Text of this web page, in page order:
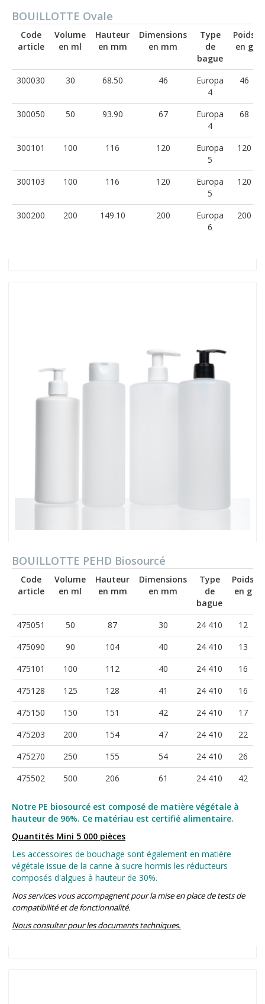
BOUILLOTTE Ovale
Code
article
Volume
en ml
Hauteur
en mm
Dimensions
en mm
Type
de
bague
Poids
en g
300030 30 68.50 46
Europa
4
46
300050 50 93.90 67
Europa
4
68
300101 100 116 120
Europa
5
120
300103 100 116 120
Europa
5
120
300200 200 149.10 200
Europa
6
200
BOUILLOTTE PEHD Biosourcé
Code
article
Volume
en ml
Hauteur
en mm
Dimensions
en mm
Type
de
bague
Poids
en g
475051 50 87 30 24 410
12
475090
90 104 40 24 410
13
475101
100 112 40 24 410
16
475128
125 128 41 24 410
16
475150
150 151 42 24 410
17
475203
200 154 47 24 410
22
475270
250 155 54 24 410
26
475502
500 206 61 24 410 42
Notre PE biosourcé est composé de matière végétale à
hauteur de 96%. Ce matériau est certifié alimentaire.
Quantités Mini 5 000 pièces
Les accessoires de bouchage sont également en matière
végétale issue de la canne à sucre hormis les réducteurs
composés d'algues à hauteur de 30%.
Nos services vous accompagnent pour la mise en place de tests de
compatibilité et de fonctionnalité.
Nous consulter pour les documents techniques.